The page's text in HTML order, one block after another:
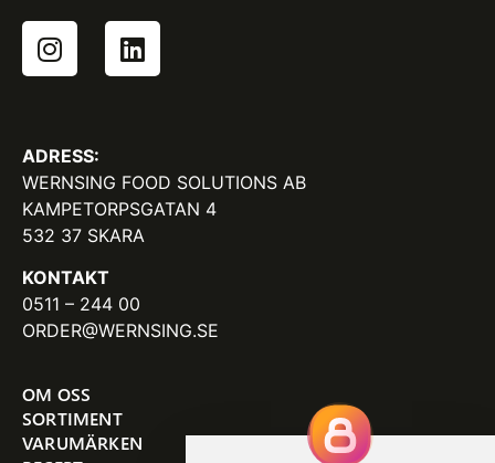
ADRESS:
WERNSING FOOD SOLUTIONS AB
KAMPETORPSGATAN 4
532 37 SKARA
KONTAKT
0511 – 244 00
ORDER@WERNSING.SE
OM OSS
SORTIMENT
VARUMÄRKEN